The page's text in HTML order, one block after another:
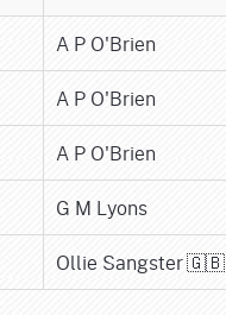
A P O'Brien
A P O'Brien
A P O'Brien
G M Lyons
Ollie Sangster 🇬🇧